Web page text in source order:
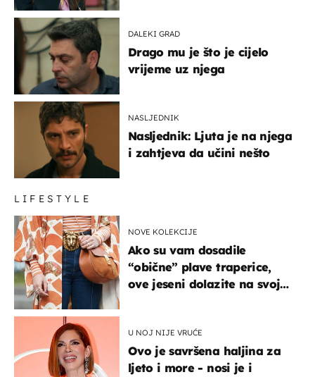
DALEKI GRAD
Drago mu je što je cijelo
vrijeme uz njega
NASLJEDNIK
Nasljednik: Ljuta je na njega
i zahtjeva da učini nešto
LIFESTYLE
NOVE KOLEKCIJE
Ako su vam dosadile
“obične” plave traperice,
ove jeseni dolazite na svoje
U NOJ NIJE VRUĆE
Ovo je savršena haljina za
ljeto i more - nosi je i